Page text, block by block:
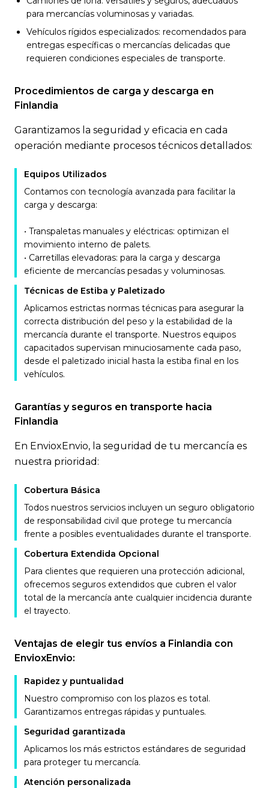
para mercancías voluminosas y variadas.
Vehículos rígidos especializados: recomendados para
entregas específicas o mercancías delicadas que
requieren condiciones especiales de transporte.
Procedimientos de carga y descarga en
Finlandia
Garantizamos la seguridad y eficacia en cada
operación mediante procesos técnicos detallados:
Equipos Utilizados
Contamos con tecnología avanzada para facilitar la
carga y descarga:
• Transpaletas manuales y eléctricas: optimizan el
movimiento interno de palets.
• Carretillas elevadoras: para la carga y descarga
eficiente de mercancías pesadas y voluminosas.
Técnicas de Estiba y Paletizado
Aplicamos estrictas normas técnicas para asegurar la
correcta distribución del peso y la estabilidad de la
mercancía durante el transporte. Nuestros equipos
capacitados supervisan minuciosamente cada paso,
desde el paletizado inicial hasta la estiba final en los
vehículos.
Garantías y seguros en transporte hacia
Finlandia
En EnvioxEnvio, la seguridad de tu mercancía es
nuestra prioridad:
Cobertura Básica
Todos nuestros servicios incluyen un seguro obligatorio
de responsabilidad civil que protege tu mercancía
frente a posibles eventualidades durante el transporte.
Cobertura Extendida Opcional
Para clientes que requieren una protección adicional,
ofrecemos seguros extendidos que cubren el valor
total de la mercancía ante cualquier incidencia durante
el trayecto.
Ventajas de elegir tus envíos a Finlandia con
EnvioxEnvio:
Rapidez y puntualidad
Nuestro compromiso con los plazos es total.
Garantizamos entregas rápidas y puntuales.
Seguridad garantizada
Aplicamos los más estrictos estándares de seguridad
para proteger tu mercancía.
Atención personalizada